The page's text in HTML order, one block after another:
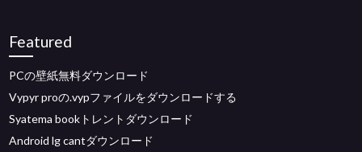
Featured
PCの壁紙無料ダウンロード
Vypyr proの.vypファイルをダウンロードする
Syatema bookトレントダウンロード
Android lg cantダウンロード